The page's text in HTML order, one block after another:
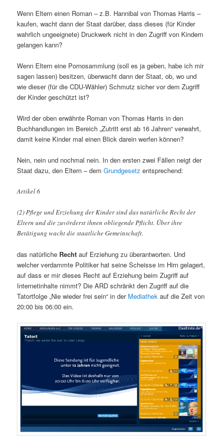
Wenn Eltern einen Roman – z.B. Hannibal von Thomas Harris –
kaufen, wacht dann der Staat darüber, dass dieses (für Kinder
wahrlich ungeeignete) Druckwerk nicht in den Zugriff von Kindern
gelangen kann?
Wenn Eltern eine Pornosammlung (soll es ja geben, habe ich mir
sagen lassen) besitzen, überwacht dann der Staat, ob, wo und
wie dieser (für die CDU-Wähler) Schmutz sicher vor dem Zugriff
der Kinder geschützt ist?
Wird der oben erwähnte Roman von Thomas Harris in den
Buchhandlungen im Bereich „Zutritt erst ab 16 Jahren“ verwahrt,
damit keine Kinder mal einen Blick darein werfen können?
Nein, nein und nochmal nein. In den ersten zwei Fällen neigt der
Staat dazu, den Eltern – demGrundgesetz entsprechend:
Artikel 6
(2) Pflege und Erziehung der Kinder sind das natürliche Recht der
Eltern und die zuvörderst ihnen obliegende Pflicht. Über ihre
Betätigung wacht die staatliche Gemeinschaft.
das natürliche Recht auf Erziehung zu überantworten. Und
welcher verdammte Politiker hat seine Scheisse im Hirn gelagert,
auf dass er mir dieses Recht auf Erziehung beim Zugriff auf
Internetinhalte nimmt? Die ARD schränkt den Zugriff auf die
Tatortfolge „Nie wieder frei sein“ in der Mediathek auf die Zeit von
20:00 bis 06:00 ein.